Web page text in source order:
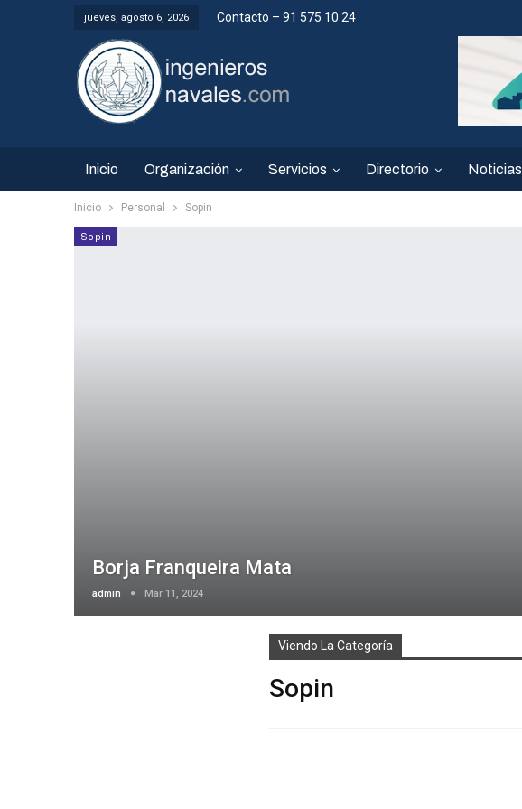
jueves, agosto 6, 2026 Contacto – 91 575 10 24
Inicio Organización Servicios Directorio Noticias
Inicio Personal Sopin
Sopin
Borja Franqueira Mata
admin Mar 11, 2024
Viendo La Categoría
Sopin